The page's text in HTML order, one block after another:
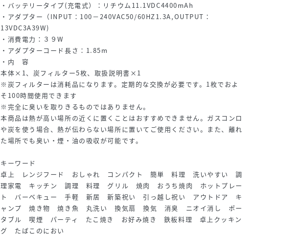
・バッテリータイプ(充電式）：リチウム11.1VDC4400mAh
・アダプター（INPUT：100－240VAC50/60HZ1.3A,OUTPUT：
13VDC3A39W)
・消費電力：３９W
・アダプターコード長さ：1.85m
・内 容
本体×1、炭フィルター5枚、取扱説明書×1
※炭フィルターは消耗品になります。定期的な交換が必要です。1枚でおよ
そ100時間使用できます
※完全に臭いを取りきるものではありません。
本商品は熱が高い場所の近くに置くことはおすすめできません。ガスコンロ
や炭を使う場合、熱が伝わらない場所に置いてご使用ください。また、離れ
た場所でも臭い・煙・油の吸収が可能です。
キーワード
卓上 レンジフード おしゃれ コンパクト 簡単 料理 洗いやすい 調
理家電 キッチン 調理 料理 グリル 焼肉 おうち焼肉 ホットプレー
ト バーベキュー 手軽 新居 新築祝い 引っ越し祝い アウトドア キ
ャンプ 焼き物 焼き魚 丸洗い 換気扇 換気 消臭 ニオイ消し ポー
タブル 喫煙 パーティ たこ焼き お好み焼き 鉄板料理 卓上クッキン
グ たばこのにおい